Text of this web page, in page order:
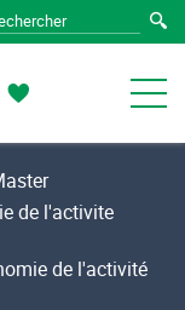
de l'activite
de l'activité